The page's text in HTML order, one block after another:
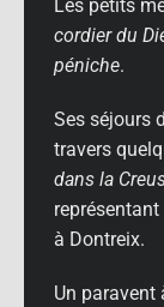
Les petits
cordier du
péniche.
Ses séjours
travers
dans la
à Dontreix.
Un paravent